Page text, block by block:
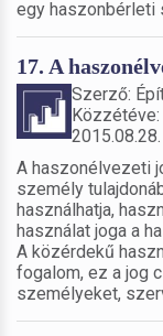
egy haszonbérleti
17. A
Szerző:
A haszonélvezeti
személy
használhatja,
használat joga a
A közérdekű
fogalom, ez a jog
személyeket,